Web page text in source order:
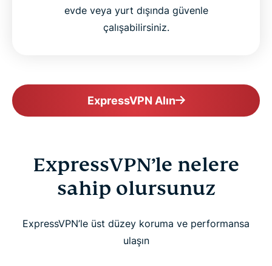
evde veya yurt dışında güvenle
çalışabilirsiniz.
ExpressVPN Alın
ExpressVPN’le nelere
sahip olursunuz
ExpressVPN’le üst düzey koruma ve performansa
ulaşın